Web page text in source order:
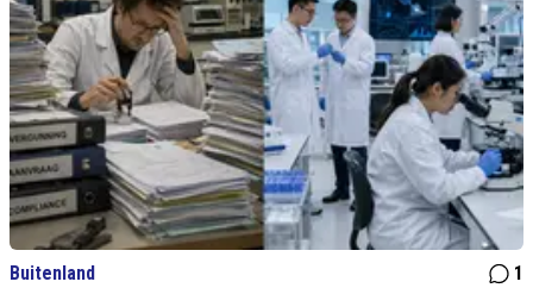
Buitenland
1